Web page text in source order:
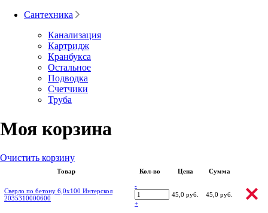
Сантехника
Канализация
Картридж
Кранбукса
Остальное
Подводка
Счетчики
Труба
Моя корзина
Очистить корзину
Товар Кол-во Цена Сумма
Сверло по бетону 6,0х100 Интерскол
2035310000600
-
+
45,0 руб. 45,0 руб.